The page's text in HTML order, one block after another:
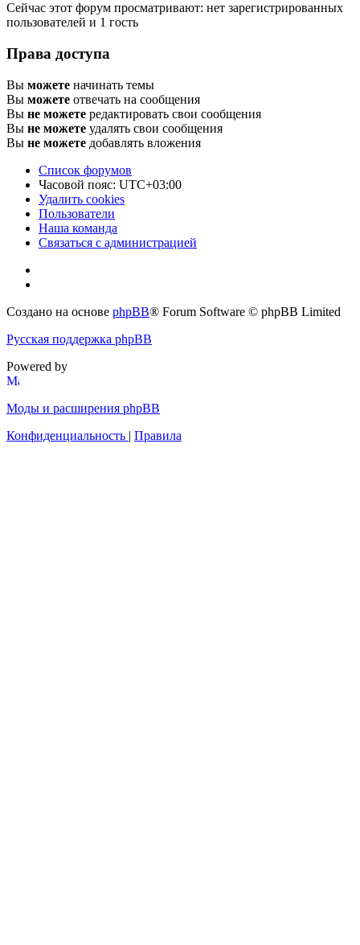
Сейчас этот форум просматривают: нет зарегистрированных
пользователей и 1 гость
Права доступа
Вы можете начинать темы
Вы можете отвечать на сообщения
Вы не можете редактировать свои сообщения
Вы не можете удалять свои сообщения
Вы не можете добавлять вложения
Список форумов
Часовой пояс: UTC+03:00
Удалить cookies
Пользователи
Наша команда
Связаться с администрацией
Создано на основе phpBB® Forum Software © phpBB Limited
Русская поддержка phpBB
Powered by
Моды и расширения phpBB
Конфиденциальность | Правила